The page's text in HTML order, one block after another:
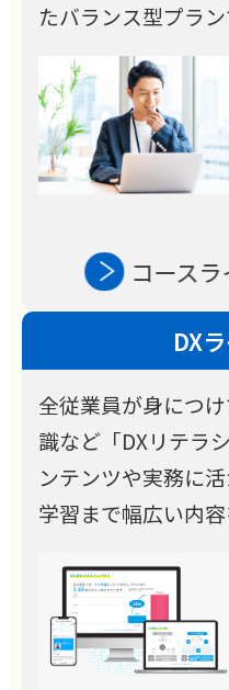
たバランス型プラン
コース
DX
全従業員が身につ
識など「DXリテラ
ンテンツや実務に
学習まで幅広い内容